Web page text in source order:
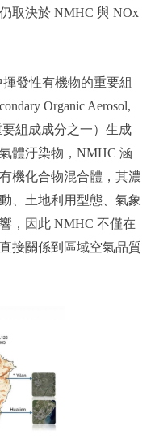
取決於 NMHC 與 NOx
發性有機物的重要組
Organic Aerosol,
組成成分之一）生成
體汙染物，NMHC 涵
機化合物混合體，其濃
、土地利用型態、氣象
，因此 NMHC 不僅在
接關係到區域空氣品質